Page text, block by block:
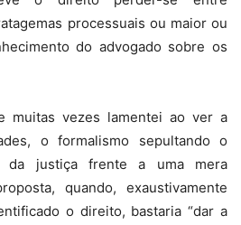
processuais ou maior ou
do advogado sobre os
muitas vezes lamentei ao ver a
o formalismo sepultando o
justiça frente a uma mera
quando, exaustivamente
o direito, bastaria “dar a